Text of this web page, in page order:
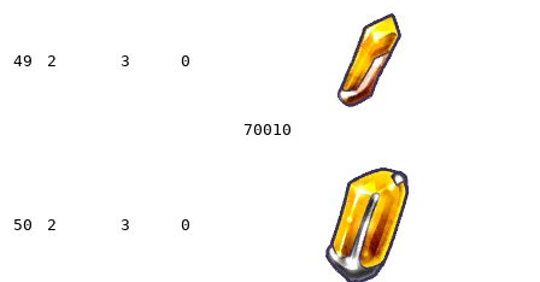
49 2 3 0
70010
50 2 3 0